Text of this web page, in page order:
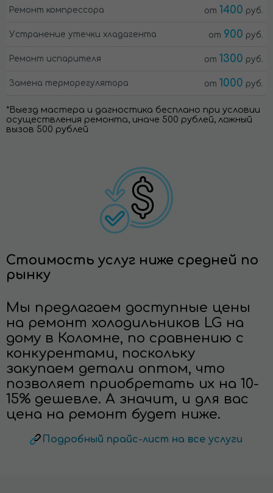
Ремонт компрессора от 1400 руб.
Устранение утечки хладагента от 900 руб.
Ремонт испарителя от 1300 руб.
Замена терморегулятора от 1000 руб.
*Выезд мастера и дагностика бесплано при условии
осуществления ремонта, иначе 500 рублей, ложный
вызов 500 рублей
Стоимость услуг ниже средней по
рынку
Мы предлагаем доступные цены
на ремонт холодильников LG на
дому в Коломне, по сравнению с
конкурентами, поскольку
закупаем детали оптом, что
позволяет приобретать их на 10-
15% дешевле. А значит, и для вас
цена на ремонт будет ниже.
Подробный прайс-лист на все услуги